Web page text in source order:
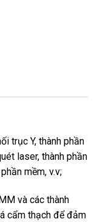
trục Y, thành phần
laser, thành phần
mềm, v.v;
và các thành
cẩm thạch để đảm